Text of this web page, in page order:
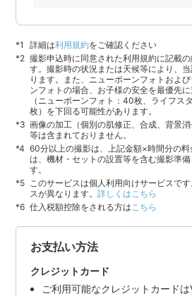
詳細は利用規約をご確認ください
撮影申込時に同意された利用規約に記載
す。撮影時の状況または天候等により、
ります。また、ニューボーンフォトおよ
ンフォトの場合、お子様の安全を最優先
（ニューボーンフォト：40枚、ライフス
枚）を下回る可能性があります。
画像の加工（個別の肌修正、合成、背景
等は含まれておりません。
60分以上の撮影は、上記金額×時間分の
は、機材・セットの設置等を含む撮影準
す。
このサービスは個人利用向けサービスで
スが異なります。詳しくはこちら
仕入税額控除をされる方は こちら
お支払い方法
クレジットカード
ご利用可能なクレジットカードは